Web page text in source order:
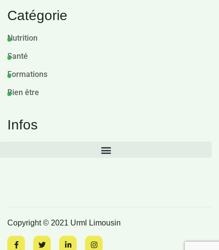
Catégorie
Nutrition
Santé
Formations
Bien être
Infos
Copyright © 2021 Urml Limousin